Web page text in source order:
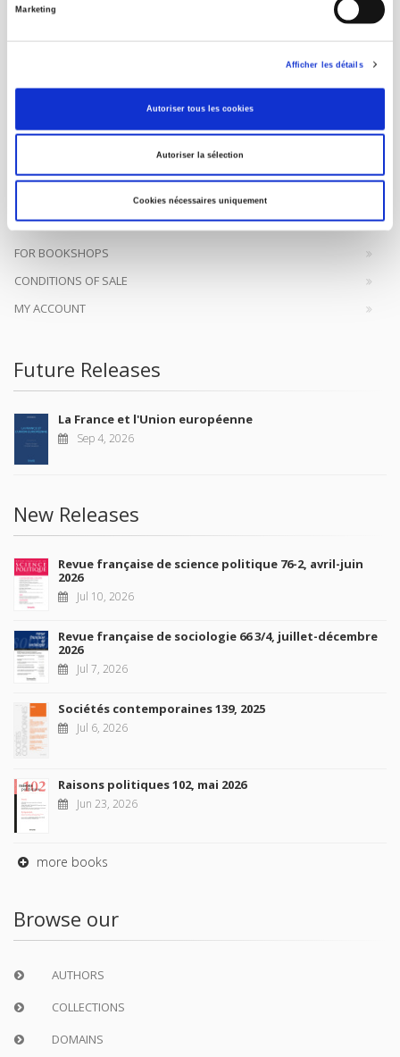
Marketing
Afficher les détails
Autoriser tous les cookies
Autoriser la sélection
Cookies nécessaires uniquement
SCIENCES PO UNIVERSITY PRESS has a threefold role: to publish
help public and political debate.continue
FOREIGN RIGHTS
FOR BOOKSHOPS
CONDITIONS OF SALE
MY ACCOUNT
Future Releases
La France et l'Union européenne
Sep 4, 2026
New Releases
Revue française de science politique 76-2, avril-juin
2026
Jul 10, 2026
Revue française de sociologie 66 3/4, juillet-décembre
2026
Jul 7, 2026
Sociétés contemporaines 139, 2025
Jul 6, 2026
Raisons politiques 102, mai 2026
Jun 23, 2026
more books
Browse our
AUTHORS
COLLECTIONS
DOMAINS